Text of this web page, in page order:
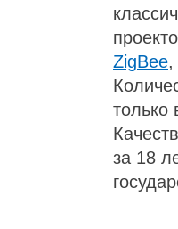
ZigBee,
только
за 18